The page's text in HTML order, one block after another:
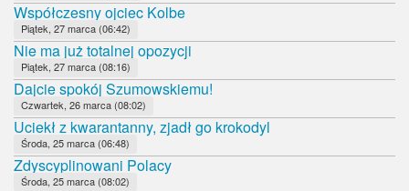
Współczesny ojciec Kolbe
Piątek, 27 marca (06:42)
Nie ma już totalnej opozycji
Piątek, 27 marca (08:16)
Dajcie spokój Szumowskiemu!
Czwartek, 26 marca (08:02)
Uciekł z kwarantanny, zjadł go krokodyl
Środa, 25 marca (06:48)
Zdyscyplinowani Polacy
Środa, 25 marca (08:02)